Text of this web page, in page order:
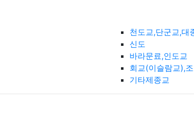
천도교,단군교,대
신도
바라문료,인도교
회교(이슬람교),
기타제종교